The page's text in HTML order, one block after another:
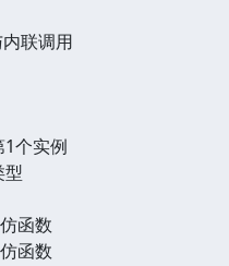
联调用
个实例
型
函数
函数